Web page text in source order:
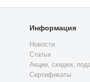
Информация
Новости
Статьи
Акции, скидки,
Сертификаты